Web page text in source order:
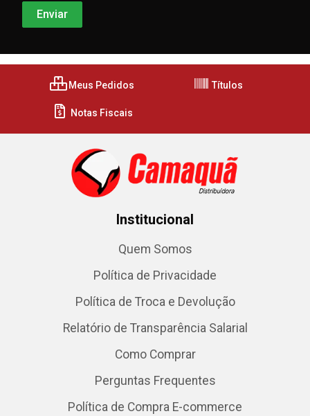
Meus Pedidos Títulos
Notas Fiscais
Institucional
Quem Somos
Política de Privacidade
Política de Troca e Devolução
Relatório de Transparência Salarial
Como Comprar
Perguntas Frequentes
Política de Compra E-commerce